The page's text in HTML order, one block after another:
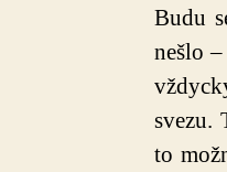
Budu
nešlo
svezu.
to